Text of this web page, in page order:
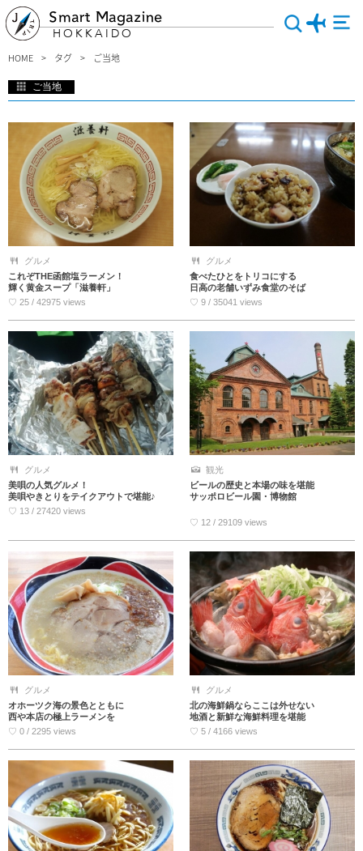
Smart Magazine
HOKKAIDO
HOME タグ ご当地
ご当地
見れば安心！広い北海道で、その地域特有のおすすめ情報を集めてみました。ご当
地の美味しいグルメやお土産、人気の観光スポットなど幅広く集めてみたのでぜひ
チェックしてみてください。素敵な出会いが待っていますよ。
グルメ
これぞTHE函館塩ラーメン！
輝く黄金スープ「滋養軒」
♡ 25 / 42975 views
グルメ
食べたひとをトリコにする
日高の老舗いずみ食堂のそば
♡ 9 / 35041 views
グルメ
美唄の人気グルメ！
美唄やきとりをテイクアウトで堪能♪
♡ 13 / 27420 views
観光
ビールの歴史と本場の味を堪能
サッポロビール園・博物館
♡ 12 / 29109 views
グルメ
オホーツク海の景色とともに
西や本店の極上ラーメンを
♡ 0 / 2295 views
グルメ
北の海鮮鍋ならここは外せない
地酒と新鮮な海鮮料理を堪能
♡ 5 / 4166 views